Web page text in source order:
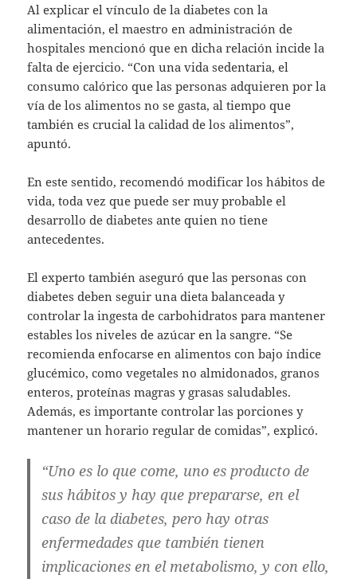
Al explicar el vínculo de la diabetes con la
alimentación, el maestro en administración de
hospitales mencionó que en dicha relación incide la
falta de ejercicio. “Con una vida sedentaria, el
consumo calórico que las personas adquieren por la
vía de los alimentos no se gasta, al tiempo que
también es crucial la calidad de los alimentos”,
apuntó.
En este sentido, recomendó modificar los hábitos de
vida, toda vez que puede ser muy probable el
desarrollo de diabetes ante quien no tiene
antecedentes.
El experto también aseguró que las personas con
diabetes deben seguir una dieta balanceada y
controlar la ingesta de carbohidratos para mantener
estables los niveles de azúcar en la sangre. “Se
recomienda enfocarse en alimentos con bajo índice
glucémico, como vegetales no almidonados, granos
enteros, proteínas magras y grasas saludables.
Además, es importante controlar las porciones y
mantener un horario regular de comidas”, explicó.
“Uno es lo que come, uno es producto de
sus hábitos y hay que prepararse, en el
caso de la diabetes, pero hay otras
enfermedades que también tienen
implicaciones en el metabolismo, y con ello,